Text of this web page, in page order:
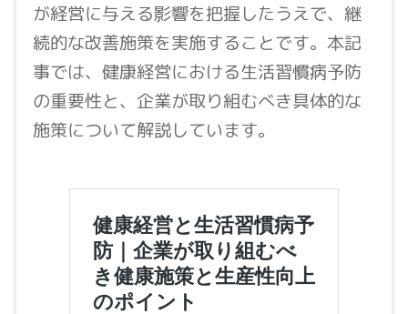
が経営に与える影響を把握したうえで、継
続的な改善施策を実施することです。本記
事では、健康経営における生活習慣病予防
の重要性と、企業が取り組むべき具体的な
施策について解説しています。